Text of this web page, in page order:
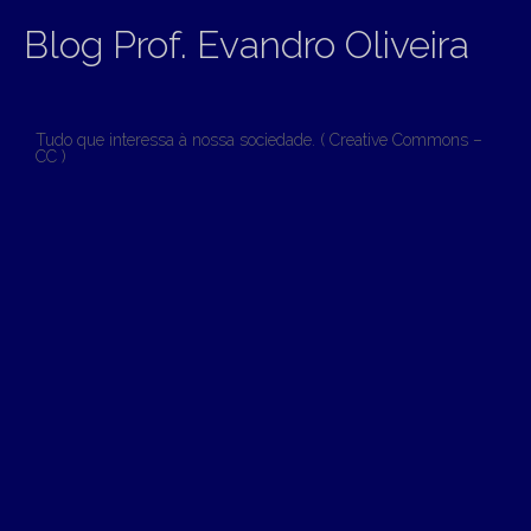
Blog Prof. Evandro Oliveira
Tudo que interessa à nossa sociedade. ( Creative Commons –
CC )